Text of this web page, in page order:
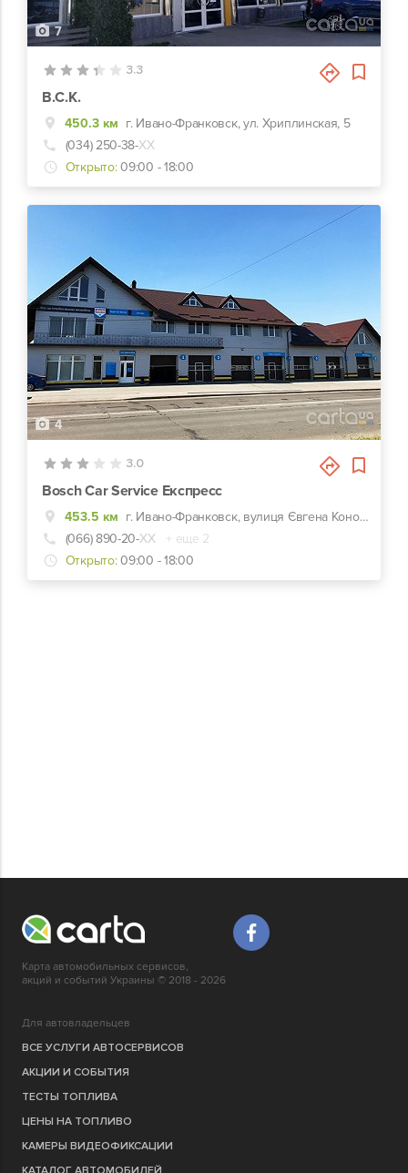
7
3.3
В.С.К.
450.3 км г. Ивано-Франковск, ул. Хриплинская, 5
(034) 250-38-ХХ
Открыто: 09:00 - 18:00
4
3.0
Bosch Car Service Експресс
453.5 км
г. Ивано-Франковск, вулиця Євгена Коновальця, 318к
(066) 890-20-ХХ
+ еще 2
Открыто: 09:00 - 18:00
Карта автомобильных сервисов,
акций и событий Украины © 2018 - 2026
Для автовладельцев
ВСЕ УСЛУГИ АВТОСЕРВИСОВ
АКЦИИ И СОБЫТИЯ
ТЕСТЫ ТОПЛИВА
ЦЕНЫ НА ТОПЛИВО
КАМЕРЫ ВИДЕОФИКСАЦИИ